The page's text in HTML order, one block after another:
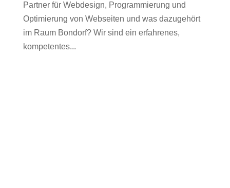
Partner für Webdesign, Programmierung und
Optimierung von Webseiten und was dazugehört
im Raum Bondorf? Wir sind ein erfahrenes,
kompetentes...